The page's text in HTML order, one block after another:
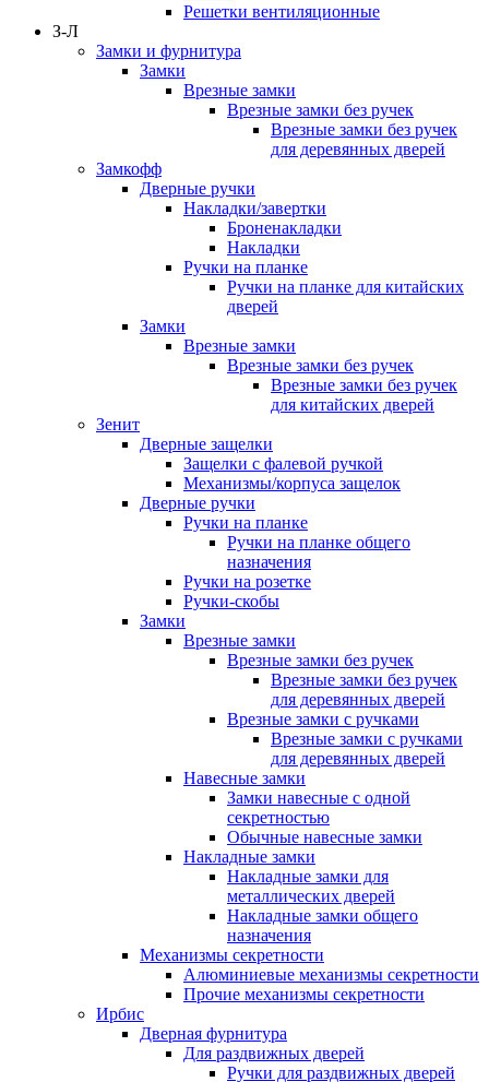
Решетки вентиляционные
З-Л
Замки и фурнитура
Замки
Врезные замки
Врезные замки без ручек
Врезные замки без ручек
для деревянных дверей
Замкофф
Дверные ручки
Накладки/завертки
Броненакладки
Накладки
Ручки на планке
Ручки на планке для китайских
дверей
Замки
Врезные замки
Врезные замки без ручек
Врезные замки без ручек
для китайских дверей
Зенит
Дверные защелки
Защелки с фалевой ручкой
Механизмы/корпуса защелок
Дверные ручки
Ручки на планке
Ручки на планке общего
назначения
Ручки на розетке
Ручки-скобы
Замки
Врезные замки
Врезные замки без ручек
Врезные замки без ручек
для деревянных дверей
Врезные замки с ручками
Врезные замки с ручками
для деревянных дверей
Навесные замки
Замки навесные с одной
секретностью
Обычные навесные замки
Накладные замки
Накладные замки для
металлических дверей
Накладные замки общего
назначения
Механизмы секретности
Алюминиевые механизмы секретности
Прочие механизмы секретности
Ирбис
Дверная фурнитура
Для раздвижных дверей
Ручки для раздвижных дверей